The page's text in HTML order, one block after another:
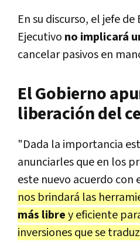
En su discurso, el jefe
Ejecutivo no implicará
cancelar pasivos en
El Gobierno
liberación del
"Dada la importancia
anunciarles que en los
este nuevo acuerdo con
nos brindará las
más librey eficiente
inversiones que se